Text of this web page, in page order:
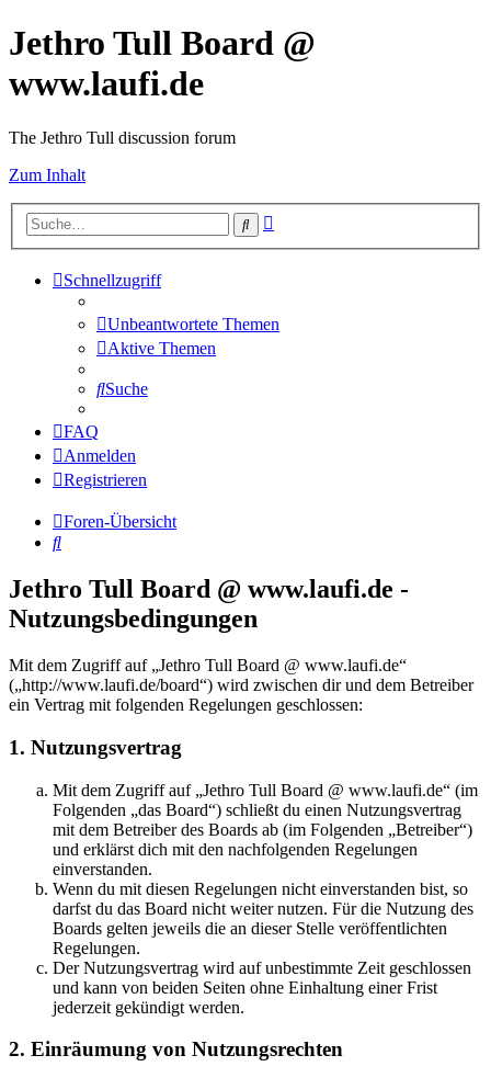
Jethro Tull Board @
www.laufi.de
The Jethro Tull discussion forum
Zum Inhalt
Suche
Schnellzugriff
Unbeantwortete Themen
Aktive Themen
Suche
FAQ
Anmelden
Registrieren
Foren-Übersicht
Suche
Jethro Tull Board @ www.laufi.de -
Nutzungsbedingungen
Mit dem Zugriff auf „Jethro Tull Board @ www.laufi.de“
(„http://www.laufi.de/board“) wird zwischen dir und dem Betreiber
ein Vertrag mit folgenden Regelungen geschlossen:
1. Nutzungsvertrag
Mit dem Zugriff auf „Jethro Tull Board @ www.laufi.de“ (im
Folgenden „das Board“) schließt du einen Nutzungsvertrag
mit dem Betreiber des Boards ab (im Folgenden „Betreiber“)
und erklärst dich mit den nachfolgenden Regelungen
einverstanden.
Wenn du mit diesen Regelungen nicht einverstanden bist, so
darfst du das Board nicht weiter nutzen. Für die Nutzung des
Boards gelten jeweils die an dieser Stelle veröffentlichten
Regelungen.
Der Nutzungsvertrag wird auf unbestimmte Zeit geschlossen
und kann von beiden Seiten ohne Einhaltung einer Frist
jederzeit gekündigt werden.
2. Einräumung von Nutzungsrechten